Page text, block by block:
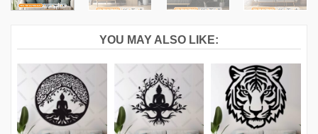
YOU MAY ALSO LIKE: